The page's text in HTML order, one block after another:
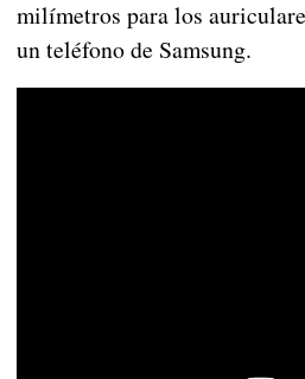
milímetros para los
un teléfono de Samsung.